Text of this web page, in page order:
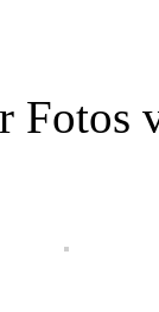
Fotos